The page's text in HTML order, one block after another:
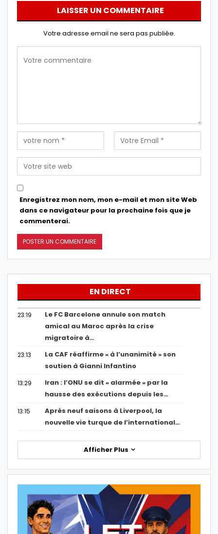
LAISSER UN COMMENTAIRE
Votre adresse email ne sera pas publiée.
Enregistrez mon nom, mon e-mail et mon site Web
dans ce navigateur pour la prochaine fois que je
commenterai.
EN DIRECT
23:19
Le FC Barcelone annule son match
amical au Maroc après la crise
migratoire à…
23:13
La CAF réaffirme « à l’unanimité » son
soutien à Gianni Infantino
13:29
Iran : l’ONU se dit « alarmée » par la
hausse des exécutions depuis les…
13:15
Après neuf saisons à Liverpool, la
nouvelle vie turque de l’international…
Afficher Plus